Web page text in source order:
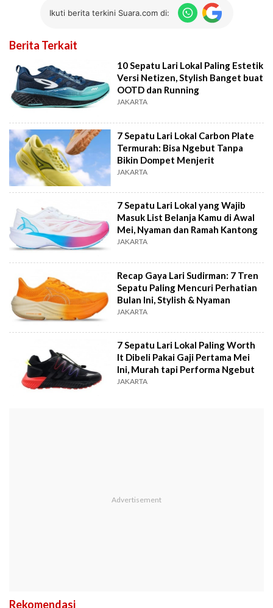
Ikuti berita terkini Suara.com di:
Berita Terkait
10 Sepatu Lari Lokal Paling Estetik
Versi Netizen, Stylish Banget buat
OOTD dan Running
JAKARTA
7 Sepatu Lari Lokal Carbon Plate
Termurah: Bisa Ngebut Tanpa
Bikin Dompet Menjerit
JAKARTA
7 Sepatu Lari Lokal yang Wajib
Masuk List Belanja Kamu di Awal
Mei, Nyaman dan Ramah Kantong
JAKARTA
Recap Gaya Lari Sudirman: 7 Tren
Sepatu Paling Mencuri Perhatian
Bulan Ini, Stylish & Nyaman
JAKARTA
7 Sepatu Lari Lokal Paling Worth
It Dibeli Pakai Gaji Pertama Mei
Ini, Murah tapi Performa Ngebut
JAKARTA
Rekomendasi